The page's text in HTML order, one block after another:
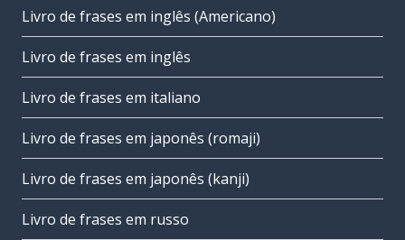
Livro de frases em inglês (Americano)
Livro de frases em inglês
Livro de frases em italiano
Livro de frases em japonês (romaji)
Livro de frases em japonês (kanji)
Livro de frases em russo